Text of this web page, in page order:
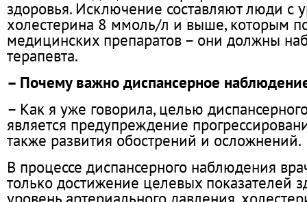
здоровья. Исключение составляют люди с
холестерина 8 ммоль/л и выше, которым
медицинских препаратов – они должны
терапевта.
– Почему важно диспансерное
– Как я уже говорила, целью
является предупреждение
также развития обострений и осложнений.
В процессе диспансерного наблюдения
только достижение целевых показателей